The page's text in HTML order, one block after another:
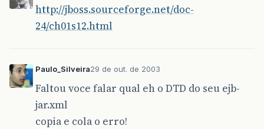
http://jboss.sourceforge.net/doc-
24/ch01s12.html
Paulo_Silveira29 de out. de 2003
Faltou voce falar qual eh o DTD do seu ejb-
jar.xml
copia e cola o erro!